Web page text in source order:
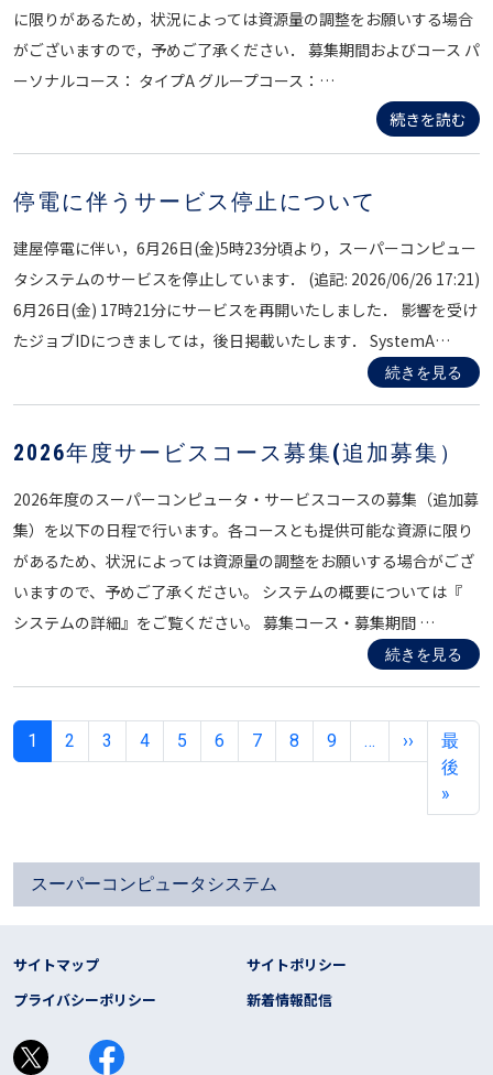
スーパーコンピュータシステム
に限りがあるため，状況によっては資源量の調整をお願いする場合
がございますので，予めご了承ください． 募集期間およびコース パ
ーソナルコース： タイプA グループコース：…
続きを読む
停電に伴うサービス停止について
建屋停電に伴い，6月26日(金)5時23分頃より，スーパーコンピュー
タシステムのサービスを停止しています． (追記: 2026/06/26 17:21)
6月26日(金) 17時21分にサービスを再開いたしました． 影響を受け
たジョブIDにつきましては，後日掲載いたします． SystemA…
続きを見る
2026年度サービスコース募集(追加募集）
2026年度のスーパーコンピュータ・サービスコースの募集（追加募
集）を以下の日程で行います。各コースとも提供可能な資源に限り
があるため、状況によっては資源量の調整をお願いする場合がござ
いますので、予めご了承ください。 システムの概要については『
システムの詳細』をご覧ください。 募集コース・募集期間 …
続きを見る
ページ送り
1 2 3 4 5 6 7 8 9 … ›› 次ページ
最
後
»
フッター リンク
サイトマップ
サイトポリシー
プライバシーポリシー
新着情報配信